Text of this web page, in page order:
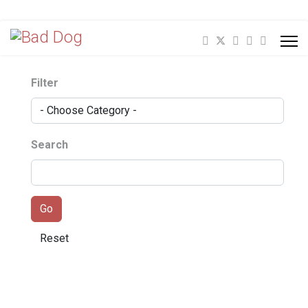
Filter
Search